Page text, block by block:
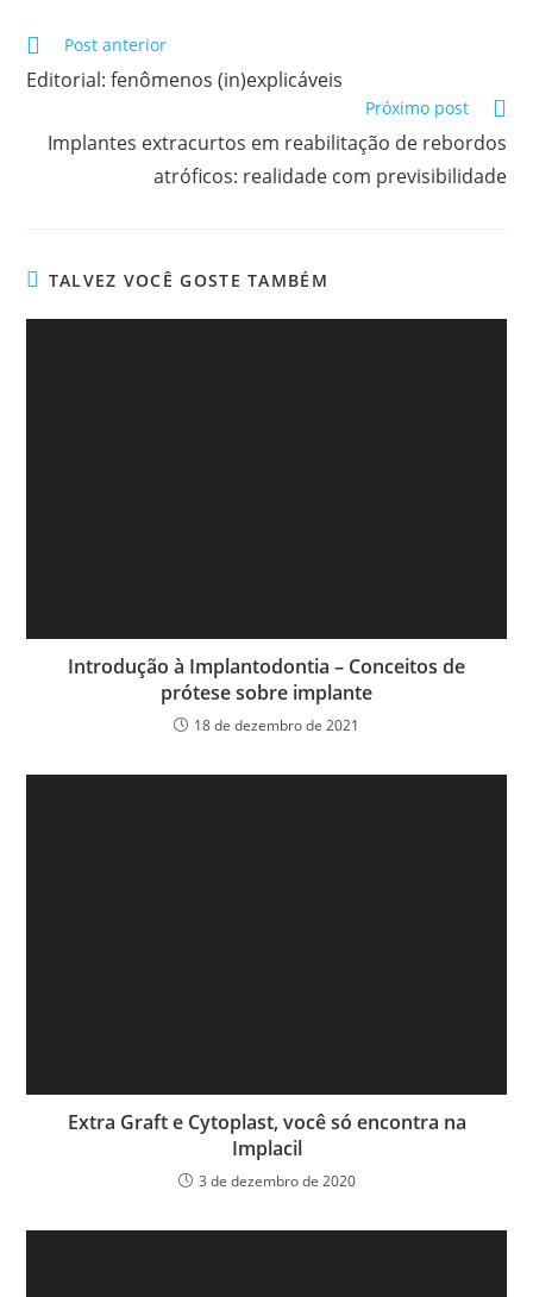
Post anterior
Editorial: fenômenos (in)explicáveis
Próximo post
Implantes extracurtos em reabilitação de rebordos
atróficos: realidade com previsibilidade
TALVEZ VOCÊ GOSTE TAMBÉM
Introdução à Implantodontia – Conceitos de
prótese sobre implante
18 de dezembro de 2021
Extra Graft e Cytoplast, você só encontra na
Implacil
3 de dezembro de 2020